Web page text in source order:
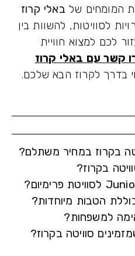
שלבאלי קרוז
להשוות בין
למצוא חוויית
עם באלי קרוז
לקרוז הבא שלכם.
במחיר משתלם?
מיוחדות?
סוויטה בקרוז?